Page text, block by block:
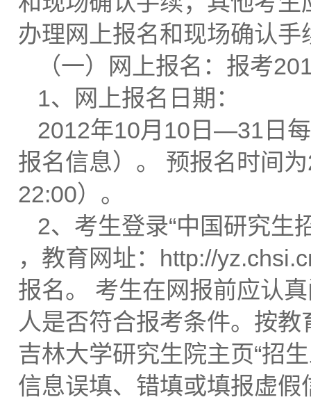
办理网上报名和现场确认手
（一）网上报名：报考
1、网上报名日期：
2012年10月10日—31日
报名信息）。 预报名时间
22:00）。
2、考生登录“中国研究生
，教育网址：http://
报名。 考生在网报前应认
人是否符合报考条件。按
吉林大学研究生院主页“招
信息误填、错填或填报虚